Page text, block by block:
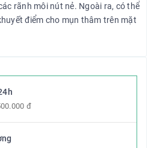
rãnh môi nút nẻ. Ngoài ra, có thể
điểm cho mụn thâm trên mặt
đ